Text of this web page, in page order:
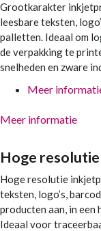
Grootkarakter
leesbare teksten,
palletten. Ideaal om
de verpakking te
snelheden en zware
Meer
Meer informatie
Hoge resolutie
Hoge resolutie
teksten, logo’s,
producten aan, in
Ideaal voor